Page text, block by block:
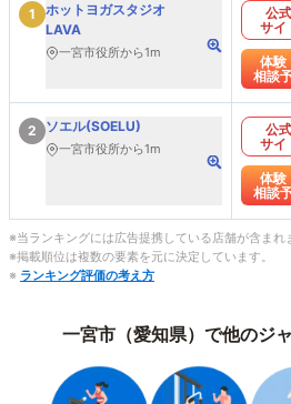
1
ホットヨガスタジオ
LAVA
一宮市役所から1m
公式
サイ
体験
相談
2 ソエル(SOELU)
一宮市役所から1m
公式
サイ
体験
相談
※当ランキングには広告提携している店舗が含まれ
※掲載順位は複数の要素を元に決定しています。
※ ランキング評価の考え方
一宮市（愛知県）で他のジ